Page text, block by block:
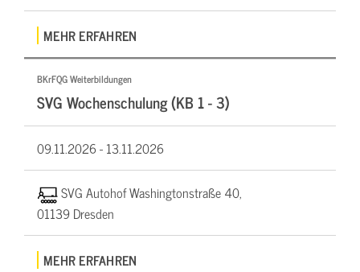
MEHR ERFAHREN
BKrFQG Weiterbildungen
SVG Wochenschulung (KB 1 - 3)
09.11.2026 -13.11.2026
SVG Autohof Washingtonstraße 40,
01139 Dresden
MEHR ERFAHREN